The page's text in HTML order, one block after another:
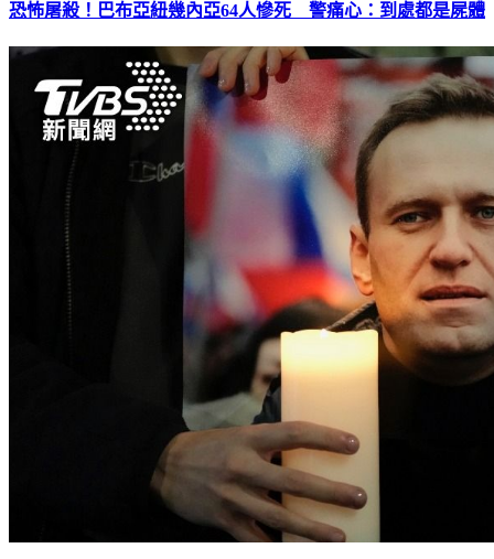
恐怖屠殺！巴布亞紐幾內亞64人慘死 警痛心：到處都是屍體